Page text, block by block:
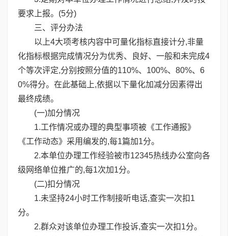
要求上报。(5分)
三、评分办法
以上4大项考核内容中可量化指标直接计分,非量
化指标根据完成情况分为优秀、良好、一般和未完成4
个等次评定,分别按照分值的110%、100%、80%、6
0%得分。在此基础上,依据以下量化加减分因素得出
最终成绩。
(一)加分情况
1.工作情况或办理的典型事项被《工作通报》
《工作动态》采用编发的,每1篇加1分。
2.本单位办理工作经验被市12345热线办公室向各
级网络单位推广的,每1次加1分。
(二)扣分情况
1.未坚持24小时工作制接听电话,查实一次扣1
分。
2.群众对该单位办理工作投诉,查实一次扣1分。